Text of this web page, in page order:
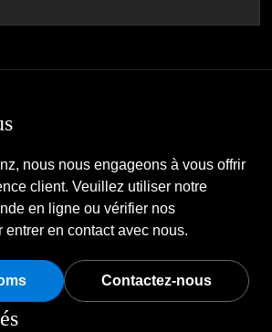
nous nous engageons à vous offrir
client. Veuillez utiliser notre
en ligne ou vérifier nos
entrer en contact avec nous.
Contactez-nous